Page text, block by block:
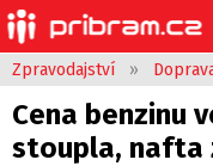
Zpravodajství »
Cena benzinu
stoupla, nafta